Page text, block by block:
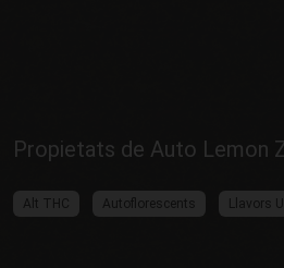
Propietats de Auto Lemon
Alt THC Autoflorescents Llavors